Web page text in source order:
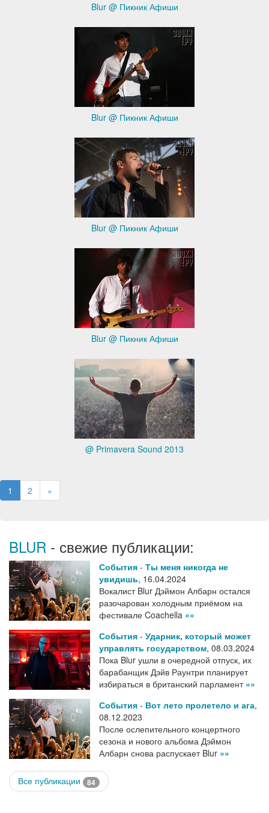
Blur @ Пикник Афиши
Blur @ Пикник Афиши
Blur @ Пикник Афиши
Blur @ Пикник Афиши
@ Primavera Sound 2013
1 2 »
BLUR - свежие публикации:
События - Ты меня никогда не
увидишь, 16.04.2024
Вокалист Blur Дэймон Албарн остался
разочарован холодным приёмом на
фестивале Coachella »»
События - Ударник, который может
управлять государством, 08.03.2024
Пока Blur ушли в очередной отпуск, их
барабанщик Дэйв Раунтри планирует
избираться в британский парламент »»
События - Вот лето пролетело и ага,
08.12.2023
После ослепительного концертного
сезона и нового альбома Дэймон
Албарн снова распускает Blur »»
Все публикации 84